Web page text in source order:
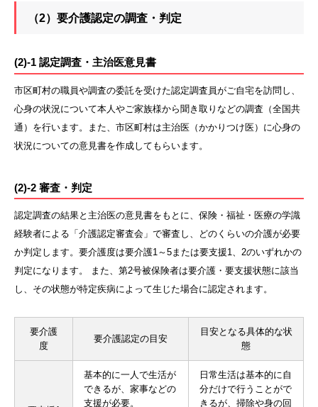
（2）要介護認定の調査・判定
(2)-1 認定調査・主治医意見書
市区町村の職員や調査の委託を受けた認定調査員がご自宅を訪問し、
心身の状況について本人やご家族様から聞き取りなどの調査（全国共
通）を行います。また、市区町村は主治医（かかりつけ医）に心身の
状況についての意見書を作成してもらいます。
(2)-2 審査・判定
認定調査の結果と主治医の意見書をもとに、保険・福祉・医療の学識
経験者による「介護認定審査会」で審査し、どのくらいの介護が必要
か判定します。要介護度は要介護1～5または要支援1、2のいずれかの
判定になります。 また、第2号被保険者は要介護・要支援状態に該当
し、その状態が特定疾病によって生じた場合に認定されます。
要介護
度
要介護認定の目安
目安となる具体的な状
態
基本的に一人で生活が
できるが、家事などの
支援が必要。
日常生活は基本的に自
分だけで行うことがで
きるが、掃除や身の回